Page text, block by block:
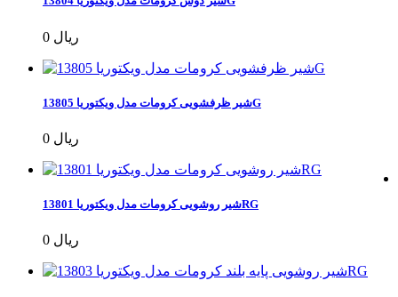
0 ریال
شیر ظرفشویی کرومات مدل ویکتوریا 13805G
0 ریال
شیر روشویی کرومات مدل ویکتوریا 13801RG
0 ریال